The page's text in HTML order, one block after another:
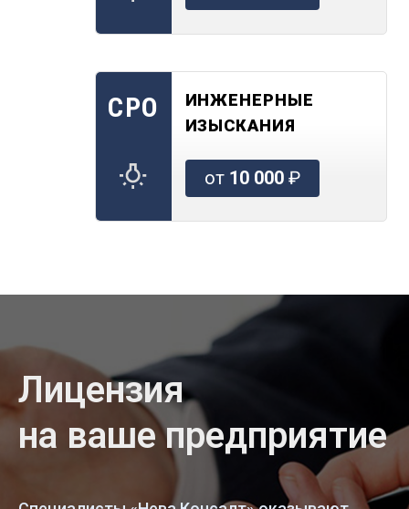
СРО
ИНЖЕНЕРНЫЕ
ИЗЫСКАНИЯ
от 10 000₽
Лицензия
на ваше предприятие